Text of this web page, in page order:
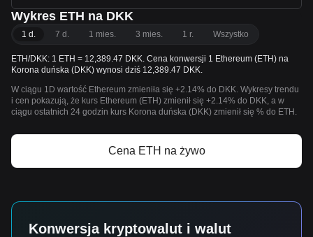
Wykres ETH na DKK
1 d. 7 d. 1 mies. 3 mies. 1 r. Wszystko
ETH/DKK: 1 ETH = 12,389.47 DKK. Cena konwersji 1 Ethereum (ETH) na
Korona duńska (DKK) wynosi dziś 12,389.47 DKK.
W ciągu 1D wartość Ethereum zmieniła się +2.14% do DKK. Wykresy trendu
i cen pokazują, że kurs Ethereum (ETH) zmienił się +2.14% do DKK, a w
ciągu ostatnich 24 godzin kurs Korona duńska (DKK) zmienił się % do ETH.
Cena ETH na żywo
Konwersja kryptowalut i walut